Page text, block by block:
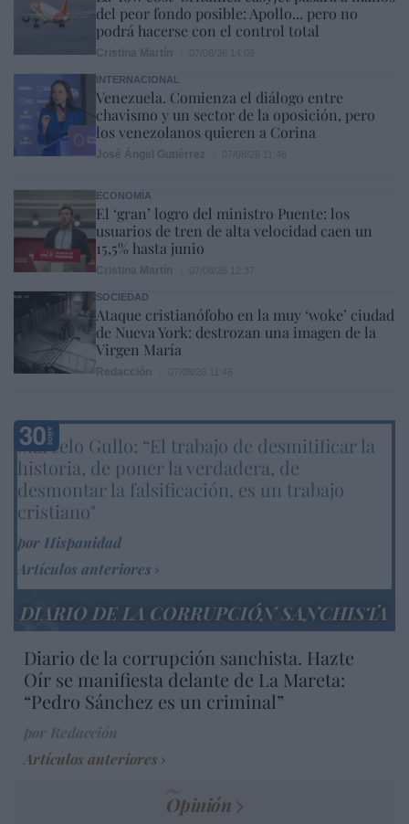
del peor fondo posible: Apollo... pero no
podrá hacerse con el control total
INTERNACIONAL
Venezuela. Comienza el diálogo entre
chavismo y un sector de la oposición, pero
los venezolanos quieren a Corina
ECONOMÍA
El ‘gran’ logro del ministro Puente: los
usuarios de tren de alta velocidad caen un
15,5% hasta junio
SOCIEDAD
Ataque cristianófobo en la muy ‘woke’ ciudad
de Nueva York: destrozan una imagen de la
Virgen María
Marcelo Gullo: “El trabajo de desmitificar la
historia, de poner la verdadera, de
desmontar la falsificación, es un trabajo
cristiano"
por Hispanidad
Artículos anteriores
DIARIO DE LA CORRUPCIÓN SANCHISTA
Diario de la corrupción sanchista. Hazte
Oír se manifiesta delante de La Mareta:
“Pedro Sánchez es un criminal”
Artículos anteriores
Opinión